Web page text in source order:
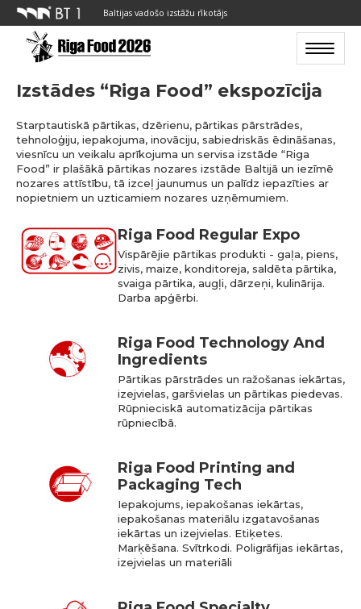
Baltijas vadošo izstāžu rīkotājs
Toggle
Izstādes “Riga Food” ekspozīcija
Starptautiskā pārtikas, dzērienu, pārtikas pārstrādes,
tehnoloģiju, iepakojuma, inovāciju, sabiedriskās ēdināšanas,
viesnīcu un veikalu aprīkojuma un servisa izstāde “Riga
Food” ir plašākā pārtikas nozares izstāde Baltijā un iezīmē
nozares attīstību, tā izceļ jaunumus un palīdz iepazīties ar
nopietniem un uzticamiem nozares uzņēmumiem.
Riga Food Regular Expo
Vispārējie pārtikas produkti - gaļa, piens,
zivis, maize, konditoreja, saldēta pārtika,
svaiga pārtika, augļi, dārzeņi, kulinārija.
Darba apģērbi.
Riga Food Technology And
Ingredients
Pārtikas pārstrādes un ražošanas iekārtas,
izejvielas, garšvielas un pārtikas piedevas.
Rūpnieciskā automatizācija pārtikas
rūpniecībā.
Riga Food Printing and
Packaging Tech
Iepakojums, iepakošanas iekārtas,
iepakošanas materiālu izgatavošanas
iekārtas un izejvielas. Etiķetes.
Marķēšana. Svītrkodi. Poligrāfijas iekārtas,
izejvielas un materiāli